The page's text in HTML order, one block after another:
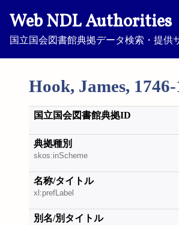
Web NDL Authorities
国立国会図書館典拠データ検索・提供
Hook, James,
国立国会図書館典拠ID
典拠種別
skos:inScheme
名称/タイトル
xl:prefLabel
別名/別タイトル